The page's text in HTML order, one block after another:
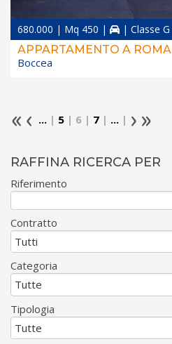
680.000 | Mq 450 |
| Classe G
APPARTAMENTO A ROMA
Boccea
... | 5 | 6 | 7 | ... |
RAFFINA RICERCA PER
Riferimento
Contratto
Categoria
Tipologia